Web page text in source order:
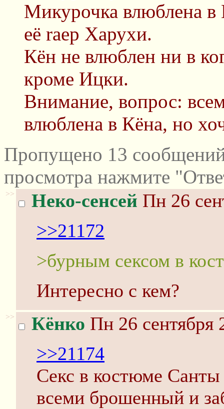
Микурочка влюблена в
её raep Харухи.
Кён не влюблен ни в
кроме Ицки.
Внимание, вопрос:
влюблена в Кёна, но
Пропущено 13
просмотра нажмите
>> Неко-сенсей Пн 26
>>21172
>бурным сексом в
Интересно с кем?
>> Кёнко Пн 26 сентября
>>21174
Секс в костюме
всеми брошенный и